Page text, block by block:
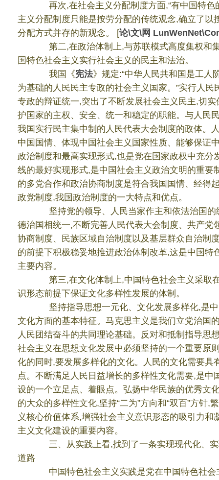
再次,在社会主义分配制度方面,“有中国特色
主义分配制度只能是按劳分配的传统观念,确立了以
分配方式并存的新观念。
[论\文\网
第二,在政治体制上,与苏联模式高度集权和
国特色社会主义实行社会主义的民主和法治。
我国《宪法》规定:“中华人民共和国是工人
为基础的人民民主专政的社会主义国家。”实行人民
专政的辩证统一,突出了不断发展社会主义民主,切实
护国家的主权、安全、统一和稳定的职能。与人民
我国实行民主集中制的人民代表大会制度的政体。
中国国情、体现中国社会主义国家性质、能够保证
政治制度和最高实现形式,也是党在国家政权中充分
线的最好实现形式,是中国社会主义政治文明的重要
的多党合作和政治协商制度是符合我国国情、经得
政党制度,我国政治制度的一大特点和优点。
坚持党的领导、人民当家作主和依法治国的
德治国相统一,不断完善人民代表大会制度、共产党
协商制度、民族区域自治制度以及基层群众自治制
的前提下积极稳妥地推进政治体制改革,这是中国特
主要内容。
第三,在文化体制上,中国特色社会主义采取
识形态前提下保证文化多样性发展的体制。
坚持指导思想一元化、文化发展多样化,是
文化方面的基本特征。马克思主义是我们立党治国
人民团结奋斗的共同理论基础。反对和抵制指导思
社会主义在思想文化发展中必须坚持的一个重要原
化的同时,要发展多样化的文化。人民的文化需要具
点。不断满足人民日益增长的多样性文化需要,是中
设的一个立足点、着眼点。弘扬中华民族的优秀文
的大众的多样性文化,坚持“二为”方向和“双百”方针,
义核心价值体系,增强社会主义意识形态的吸引力和
主义文化建设的重要内容。
三、从实践上看,找到了一条实现现代化、
道路
中国特色社会主义实践是党在中国特色社会